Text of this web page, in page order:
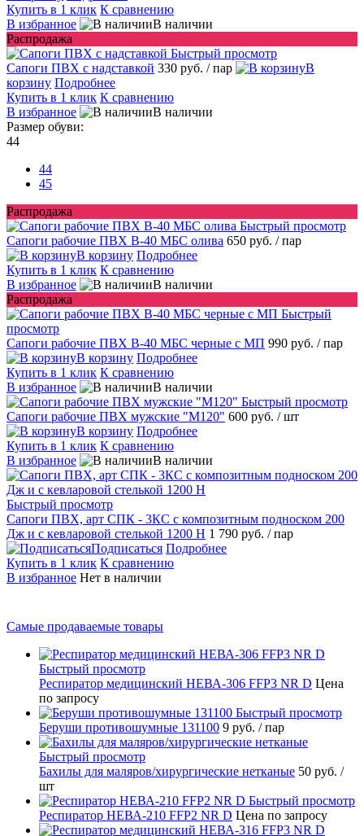
Купить в 1 клик К сравнению
В избранное
В наличии
Распродажа
Быстрый просмотр
Сапоги ПВХ с надставкой 330 руб. / пар
В
корзину Подробнее
Купить в 1 клик К сравнению
В избранное
В наличии
Размер обуви:
44
44
45
Распродажа
Быстрый просмотр
Сапоги рабочие ПВХ В-40 МБС олива 650 руб. / пар
В корзину Подробнее
Купить в 1 клик К сравнению
В избранное
В наличии
Распродажа
Быстрый
просмотр
Сапоги рабочие ПВХ В-40 МБС черные с МП 990 руб. / пар
В корзину Подробнее
Купить в 1 клик К сравнению
В избранное
В наличии
Быстрый просмотр
Сапоги рабочие ПВХ мужские "М120" 600 руб. / шт
В корзину Подробнее
Купить в 1 клик К сравнению
В избранное
В наличии
Быстрый просмотр
Сапоги ПВХ, арт СПК - 3КС с композитным подноском 200
Дж и с кевларовой стелькой 1200 Н 1 790 руб. / пар
Подписаться Подробнее
Купить в 1 клик К сравнению
В избранное Нет в наличии
Самые продаваемые товары
Быстрый просмотр
Респиратор медицинский НЕВА-306 FFP3 NR D Цена
по запросу
Быстрый просмотр
Беруши противошумные 131100 9 руб. / пар
Быстрый просмотр
Бахилы для маляров/хирургические нетканые 50 руб. /
шт
Быстрый просмотр
Респиратор НЕВА-210 FFP2 NR D Цена по запросу